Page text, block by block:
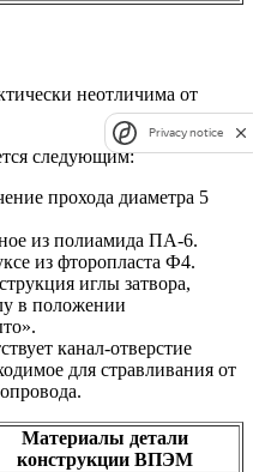
неотличима от
следующим:
прохода диаметра 5
из полиамида ПА-6.
из фторопласта Ф4.
иглы затвора,
в положении
канал-отверстие
для стравливания от
Материалы детали
конструкции ВПЭМ
Privacy notice